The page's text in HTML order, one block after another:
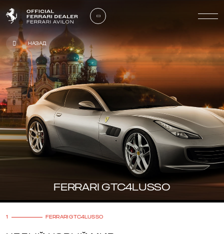
Назад
FERRARI GTC4LUSSO
1 FERRARI GTC4LUSSO